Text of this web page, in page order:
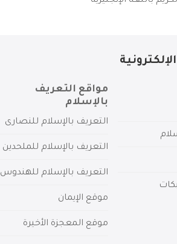
مواقع التعريف
بالإسلام
التعريف بالإسلام للنصارى
التعريف بالإسلام للملحدين
التعريف بالإسلام للهندوس
موقع الإيمان
موقع المعجزة الأخيرة